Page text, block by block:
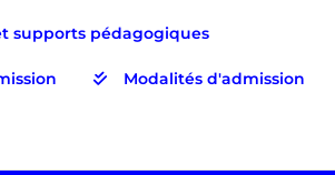
supports pédagogiques
Modalités d'admission